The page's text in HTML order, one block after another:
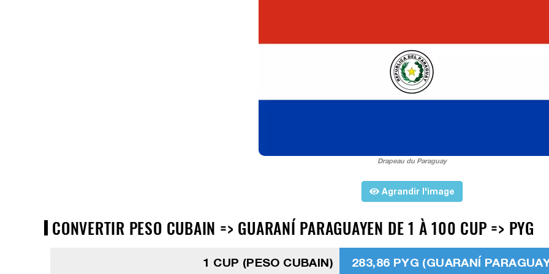
Drapeau du Paraguay
Agrandir l'image
CONVERTIR PESO CUBAIN => GUARANÍ PARAGUAYEN DE 1 À 100 CUP => PYG
1 CUP (PESO CUBAIN) 283,86 PYG (GUARANÍ